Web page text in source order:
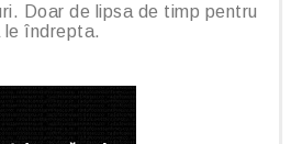
Doar de lipsa de timp pentru
le îndrepta.